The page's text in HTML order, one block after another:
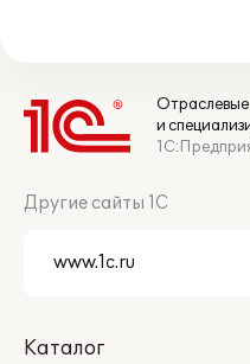
Отраслевые
и
Другие сайты 1С
Каталог